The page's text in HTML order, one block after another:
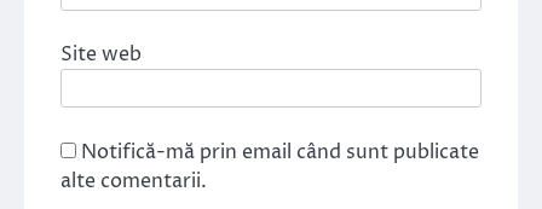
Site web
Notifică-mă prin email când sunt publicate
alte comentarii.